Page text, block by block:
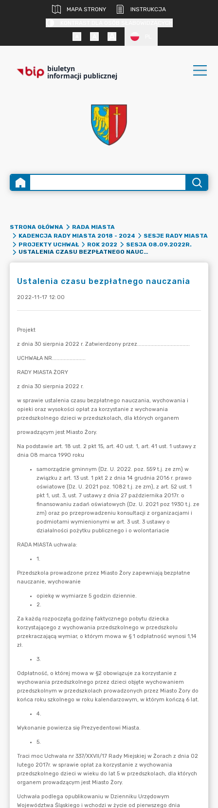
MAPA STRONY
INSTRUKCJA
biuletyn
informacji publicznej
STRONA GŁÓWNA
RADA MIASTA
KADENCJA RADY MIASTA 2018 - 2024
SESJE RADY MIASTA
PROJEKTY UCHWAŁ
ROK 2022
SESJA 08.09.2022R.
USTALENIA CZASU BEZPŁATNEGO NAUCZANIA
Ustalenia czasu bezpłatnego nauczania
2022-11-17 12:00